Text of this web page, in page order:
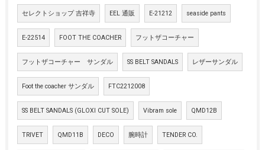
セレクトショップ 吉祥寺 EEL 通販 E-21212 seaside pants
E-22514 FOOT THE COACHER フットザコーチャー
フットザコーチャー サンダル SS BELT SANDALS レザーサンダル
Foot the coacher サンダル FTC2212008
SS BELT SANDALS (GLOXI CUT SOLE) Vibram sole QMD12B
TRIVET QMD11B DECO 腕時計 TENDER CO.